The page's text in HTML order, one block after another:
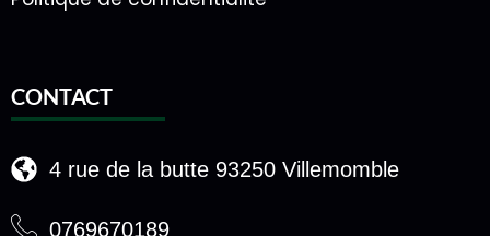
CONTACT
4 rue de la butte 93250 Villemomble
0769670189